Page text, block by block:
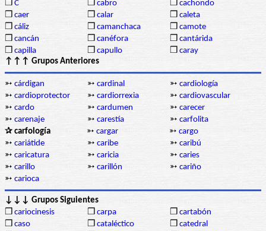
❒ C ❒ cabro ❒ cachondo
❒ caer ❒ calar ❒ caleta
❒ cáliz ❒ camanchaca ❒ camote
❒ cancán ❒ canéfora ❒ cantárida
❒ capilla ❒ capullo ❒ caray
↑↑↑ Grupos Anteriores
➳ cárdigan ➳ cardinal ➳ cardiología
➳ cardioprotector ➳ cardiorrexia ➳ cardiovascular
➳ cardo ➳ cardumen ➳ carecer
➳ carenaje ➳ carestía ➳ carfolita
✰ carfología
➳ cargar ➳ cargo
➳ cariátide ➳ caribe ➳ caribú
➳ caricatura ➳ caricia ➳ caries
➳ carillo ➳ carillón ➳ cariño
➳ carioca
↓↓↓ Grupos Siguientes
❒ cariocinesis ❒ carpa ❒ cartabón
❒ caso ❒ cataléctico ❒ catedral